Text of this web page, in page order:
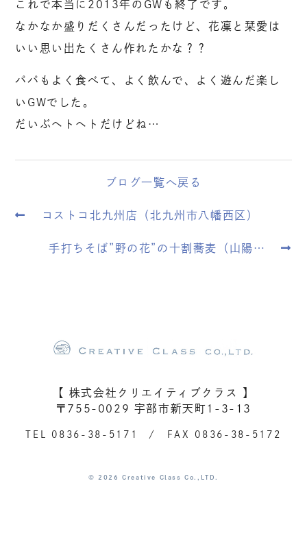
これで本当に2013年のGWも終了です。
なかなか盛りだくさんだったけど、花凜と栞愛は
いい思い出たくさん作れたかな？？
パパもよく食べて、よく飲んで、よく遊んだ楽し
いGWでした。
だいぶヘトヘトだけどね…
ブログ一覧へ戻る
コストコ北九州店（北九州市八幡西区）
手打ちそば”野の花”の十割蕎麦（山陽…
【 株式会社クリエイティブクラス 】
〒755-0029 宇部市新天町1-3-13
TEL 0836-38-5171 / FAX 0836-38-5172
© 2026 Creative Class Co.,LTD.